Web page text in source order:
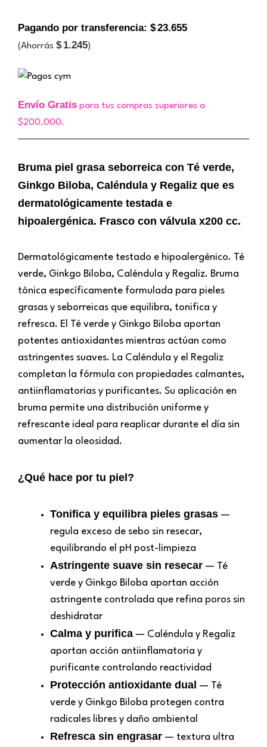
Pagando por transferencia: $23.655
(Ahorrás $ 1.245)
Envío Gratis para tus compras superiores a
$200.000.
Bruma piel grasa seborreica con Té verde,
Ginkgo Biloba, Caléndula y Regaliz que es
dermatológicamente testada e
hipoalergénica. Frasco con válvula x200 cc.
Dermatológicamente testado e hipoalergénico. Té
verde, Ginkgo Biloba, Caléndula y Regaliz. Bruma
tónica específicamente formulada para pieles
grasas y seborreicas que equilibra, tonifica y
refresca. El Té verde y Ginkgo Biloba aportan
potentes antioxidantes mientras actúan como
astringentes suaves. La Caléndula y el Regaliz
completan la fórmula con propiedades calmantes,
antiinflamatorias y purificantes. Su aplicación en
bruma permite una distribución uniforme y
refrescante ideal para reaplicar durante el día sin
aumentar la oleosidad.
¿Qué hace por tu piel?
Tonifica y equilibra pieles grasas —
regula exceso de sebo sin resecar,
equilibrando el pH post-limpieza
Astringente suave sin resecar — Té
verde y Ginkgo Biloba aportan acción
astringente controlada que refina poros sin
deshidratar
Calma y purifica — Caléndula y Regaliz
aportan acción antiinflamatoria y
purificante controlando reactividad
Protección antioxidante dual — Té
verde y Ginkgo Biloba protegen contra
radicales libres y daño ambiental
Refresca sin engrasar — textura ultra